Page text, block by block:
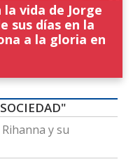
vida de Jorge
sus días en la
a la gloria en
y su